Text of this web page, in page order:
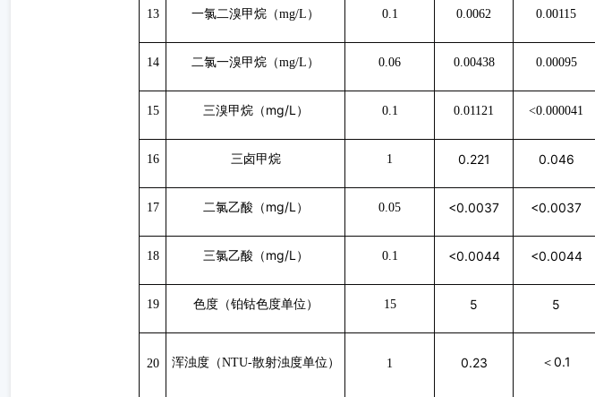
13 一氯二溴甲烷（mg/L） 0.1 0.0062 0.00115
14 二氯一溴甲烷（mg/L） 0.06 0.00438 0.00095
15 三溴甲烷（ mg/L） 0.1 0.01121 <0.000041
16 三卤甲烷 1 0.221 0.046
17 二氯乙酸（ mg/L） 0.05 <0.0037 <0.0037
18 三氯乙酸（ mg/L） 0.1 <0.0044 <0.0044
19 色度（铂钴色度单位） 15 5 5
20 浑浊度（NTU-散射浊度单位） 1 0.23 ＜ 0.1